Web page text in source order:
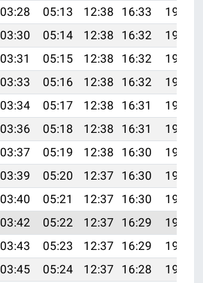
03:28 05:13 12:38 16:33
19:53
03:30 05:14 12:38 16:32
19:51
03:31 05:15 12:38 16:32
19:50
03:33 05:16 12:38 16:32
19:49
03:34 05:17 12:38 16:31
19:48
03:36 05:18 12:38 16:31
19:47
03:37 05:19 12:38 16:30
19:46
03:39 05:20 12:37 16:30
19:45
03:40 05:21 12:37 16:30
19:44
03:42 05:22 12:37 16:29
19:42
03:43 05:23 12:37 16:29
19:41
03:45 05:24 12:37 16:28
19:40